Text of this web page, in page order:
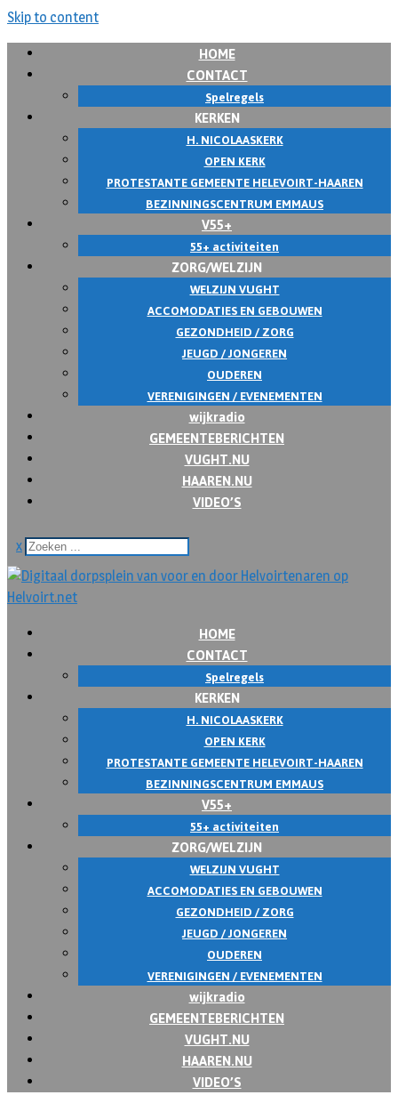
Skip to content
HOME
CONTACT
Spelregels
KERKEN
H. NICOLAASKERK
OPEN KERK
PROTESTANTE GEMEENTE HELEVOIRT-HAAREN
BEZINNINGSCENTRUM EMMAUS
V55+
55+ activiteiten
ZORG/WELZIJN
WELZIJN VUGHT
ACCOMODATIES EN GEBOUWEN
GEZONDHEID / ZORG
JEUGD / JONGEREN
OUDEREN
VERENIGINGEN / EVENEMENTEN
wijkradio
GEMEENTEBERICHTEN
VUGHT.NU
HAAREN.NU
VIDEO’S
x
HOME
CONTACT
Spelregels
KERKEN
H. NICOLAASKERK
OPEN KERK
PROTESTANTE GEMEENTE HELEVOIRT-HAAREN
BEZINNINGSCENTRUM EMMAUS
V55+
55+ activiteiten
ZORG/WELZIJN
WELZIJN VUGHT
ACCOMODATIES EN GEBOUWEN
GEZONDHEID / ZORG
JEUGD / JONGEREN
OUDEREN
VERENIGINGEN / EVENEMENTEN
wijkradio
GEMEENTEBERICHTEN
VUGHT.NU
HAAREN.NU
VIDEO’S